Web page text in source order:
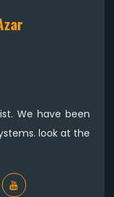
We have been
look at the
YouTube